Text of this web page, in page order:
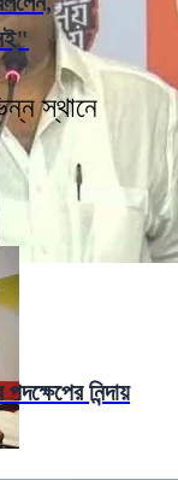
স্থানে
নিন্দায়